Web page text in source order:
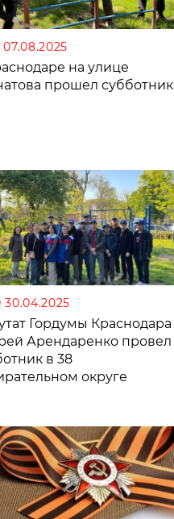
07.08.2025
на улице
прошел субботник
30.04.2025
Гордумы Краснодара
Арендаренко провел
в 38
округе